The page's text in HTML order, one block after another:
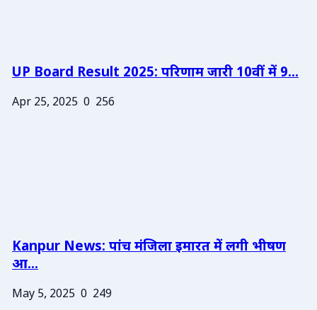
UP Board Result 2025: परिणाम जारी 10वीं में 9...
Apr 25, 2025 0 256
Kanpur News: पांच मंजिला इमारत में लगी भीषण
आ...
May 5, 2025 0 249